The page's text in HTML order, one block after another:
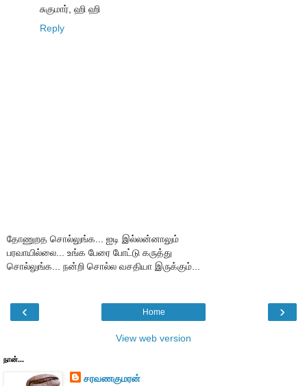
சுகுமார், ஹி ஹி
Reply
தோணுறத சொல்லுங்க... ஐடி இல்லன்னாலும்
பரவாயில்லை... உங்க பேரை போட்டு கருத்து
சொல்லுங்க... நன்றி சொல்ல வசதியா இருக்கும்...
‹ ›
Home
View web version
நான்...
சரவணகுமரன்